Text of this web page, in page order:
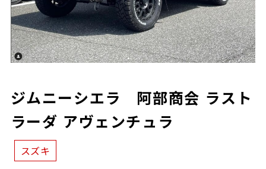
ジムニーシエラ 阿部商会 ラスト
ラーダ アヴェンチュラ
スズキ